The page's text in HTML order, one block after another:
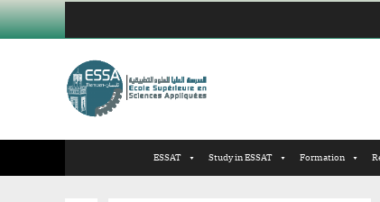
Skip
to
ESSAT Study in ESSAT Formation